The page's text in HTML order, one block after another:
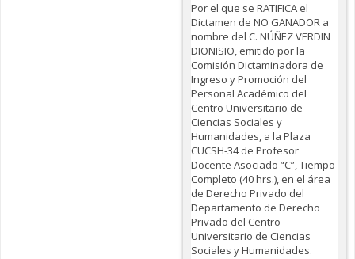
Por el que se RATIFICA el
Dictamen de NO GANADOR a
nombre del C. NÚÑEZ VERDIN
DIONISIO, emitido por la
Comisión Dictaminadora de
Ingreso y Promoción del
Personal Académico del
Centro Universitario de
Ciencias Sociales y
Humanidades, a la Plaza
CUCSH-34 de Profesor
Docente Asociado “C”, Tiempo
Completo (40 hrs.), en el área
de Derecho Privado del
Departamento de Derecho
Privado del Centro
Universitario de Ciencias
Sociales y Humanidades.